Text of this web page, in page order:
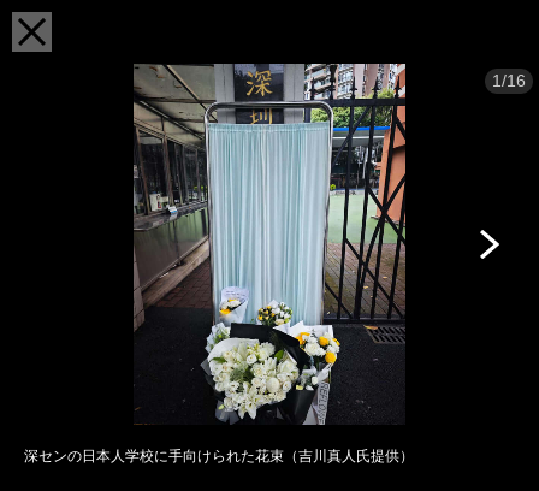
1/16
深センの日本人学校に手向けられた花束（吉川真人氏提供）